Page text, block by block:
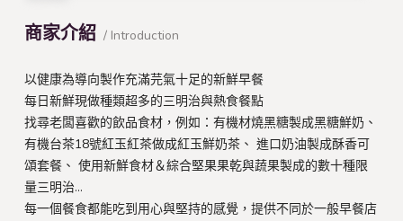
商家介紹 / Introduction
以健康為導向製作充滿芫氣十足的新鮮早餐
每日新鮮現做種類超多的三明治與熱食餐點
找尋老闆喜歡的飲品食材，例如：有機材燒黑糖製成黑糖鮮奶、
有機台茶18號紅玉紅茶做成紅玉鮮奶茶、 進口奶油製成酥香可
頌套餐、 使用新鮮食材＆綜合堅果果乾與蔬果製成的數十種限
量三明治...
每一個餐食都能吃到用心與堅持的感覺，提供不同於一般早餐店